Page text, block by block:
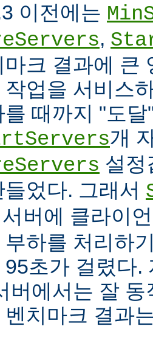
이전에는
,
마크 결과에 큰
작업을 서비스
를 때까지 "도
개
설정
었다. 그래서
버에 클라이
부하를 처리하
95초가 걸렸다.
버에서는 잘
벤치마크 결과